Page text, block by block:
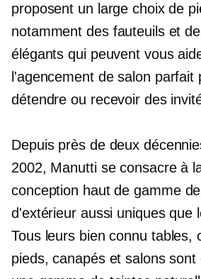
proposent un large choix de
notamment des fauteuils et
élégants qui peuvent vous
l'agencement de salon parfait
détendre ou recevoir des
Depuis près de deux
2002, Manutti se consacre à
conception haut de gamme
d'extérieur aussi uniques que
Tous leurs bien connu tables,
pieds, canapés et salons sont